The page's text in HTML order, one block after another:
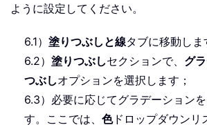
ように設定してください。
6.1） 塗りつぶしと線タブに移動しま
6.2） 塗りつぶしセクションで、 グ
つぶしオプションを選択します；
6.3）必要に応じてグラデーション
す。ここでは、 色ドロップダウンリ